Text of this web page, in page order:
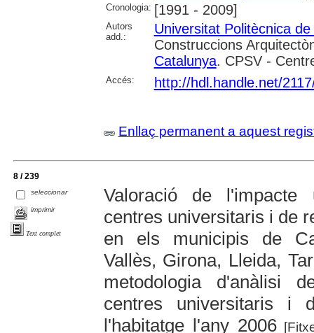
Cronologia: [1991 - 2009]
Autors
add.:
Universitat Politècnica
Construccions
Catalunya. CPSV -
Accés: http://hdl.handle.net/
Enllaç permanent a aquest
8 / 239
seleccionar
imprimir
Text complet
Valoració de l'impacte
centres universitaris i de
en els municipis de
Vallès, Girona, Lleida,
metodologia d'anàlisi
centres universitaris
l'habitatge l'any 2006